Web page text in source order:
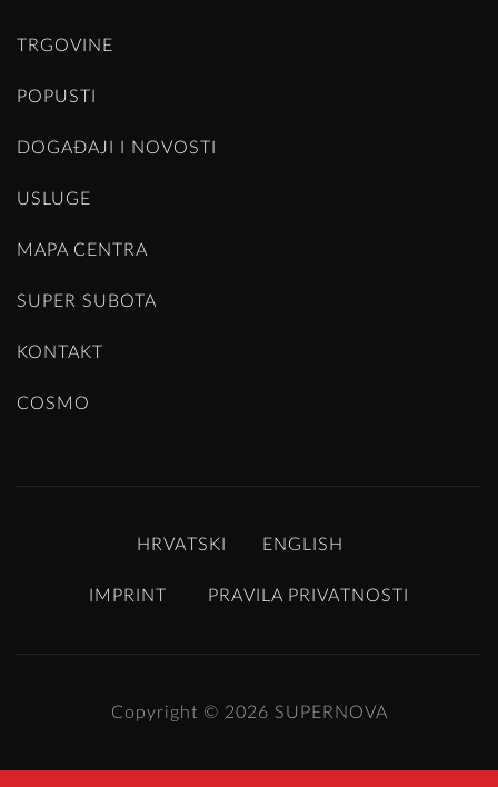
TRGOVINE
POPUSTI
DOGAĐAJI I NOVOSTI
USLUGE
MAPA CENTRA
SUPER SUBOTA
KONTAKT
COSMO
HRVATSKI ENGLISH
IMPRINT PRAVILA PRIVATNOSTI
Copyright © 2026 SUPERNOVA